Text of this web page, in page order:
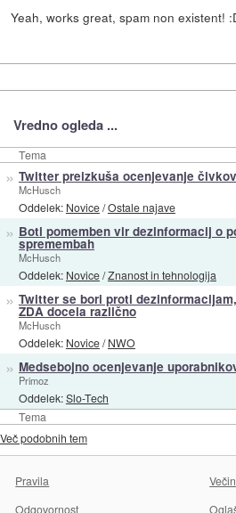
Yeah, works great, spam non existent!
Vredno ogleda ...
Tema
Tema
» Twitter preizkuša ocenjevanje čivkov
McHusch
Oddelek: Novice/Ostale najave
» Boti pomemben vir dezinformacij o
spremembah
McHusch
Oddelek: Novice/Znanost in tehnologija
» Twitter se bori proti
ZDA docela različno
McHusch
Oddelek: Novice/NWO
» Medsebojno ocenjevanje
Primoz
Oddelek:Slo-Tech
Več podobnih tem
Pravila
Odgovornost